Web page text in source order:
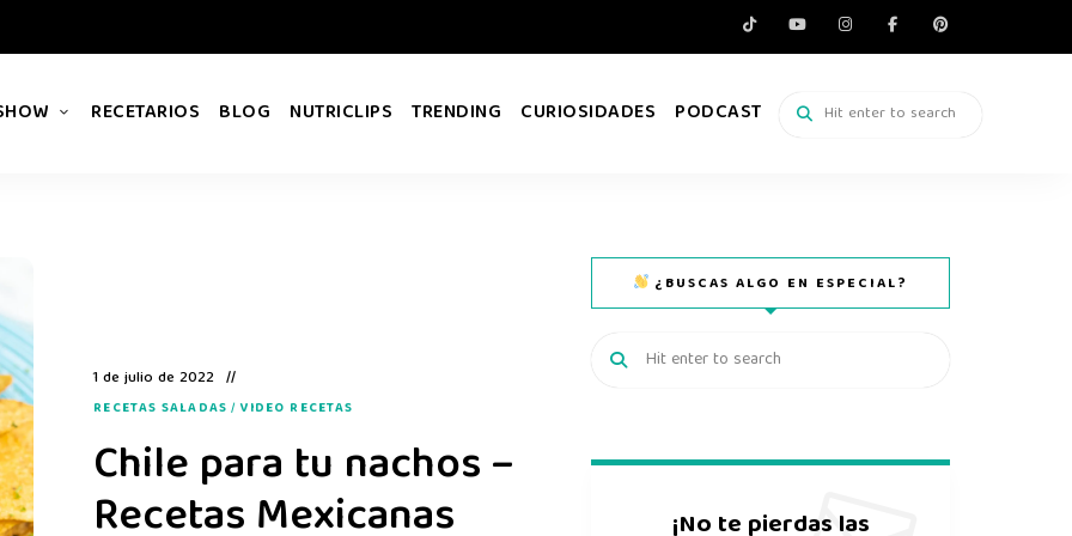
RECETARIOS BLOG NUTRICLIPS TRENDING CURIOSIDADES PODCAST
1 de julio de 2022
RECETAS SALADAS / VIDEO RECETAS
Chile para tu nachos –
Recetas Mexicanas
¿BUSCAS ALGO EN ESPECIAL?
¡No te pierdas las